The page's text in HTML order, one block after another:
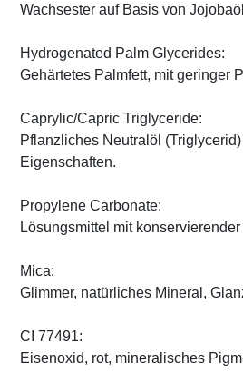
Wachsester auf Basis von
Hydrogenated Palm Glycerides:
Gehärtetes Palmfett, mit geringer
Caprylic/Capric Triglyceride:
Pflanzliches Neutralöl
Eigenschaften.
Propylene Carbonate:
Lösungsmittel mit
Mica:
Glimmer, natürliches Mineral,
CI 77491:
Eisenoxid, rot, mineralisches